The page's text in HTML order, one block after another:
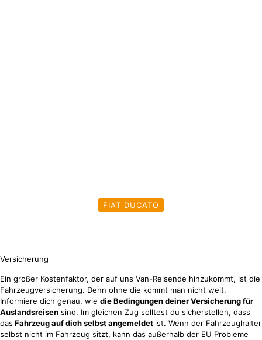
FIAT DUCATO
Versicherung
Ein großer Kostenfaktor, der auf uns Van-Reisende hinzukommt, ist die
Fahrzeugversicherung. Denn ohne die kommt man nicht weit.
Informiere dich genau, wie die Bedingungen deiner Versicherung für
Auslandsreisen sind. Im gleichen Zug solltest du sicherstellen, dass
das Fahrzeug auf dich selbst angemeldet ist. Wenn der Fahrzeughalter
selbst nicht im Fahrzeug sitzt, kann das außerhalb der EU Probleme